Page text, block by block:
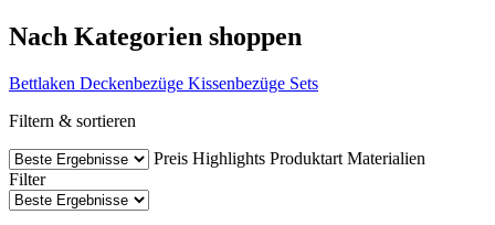
Nach Kategorien shoppen
Bettlaken Deckenbezüge Kissenbezüge Sets
Filtern & sortieren
Preis Highlights Produktart Materialien
Filter